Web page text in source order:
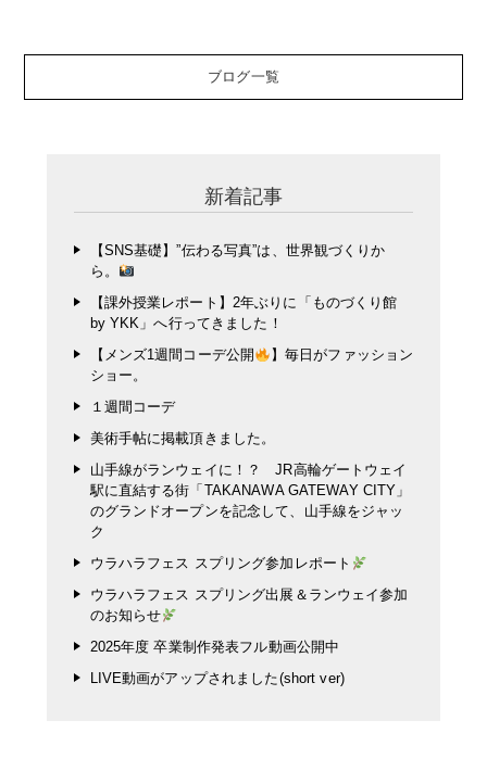
ブログ一覧
新着記事
【SNS基礎】”伝わる写真”は、世界観づくりか
ら。
【課外授業レポート】2年ぶりに「ものづくり館
by YKK」へ行ってきました！
【メンズ1週間コーデ公開
】毎日がファッション
ショー。
１週間コーデ
美術手帖に掲載頂きました。
山手線がランウェイに！？ JR高輪ゲートウェイ
駅に直結する街「TAKANAWA GATEWAY CITY」
のグランドオープンを記念して、山手線をジャッ
ク
ウラハラフェス スプリング参加レポート
ウラハラフェス スプリング出展＆ランウェイ参加
のお知らせ
2025年度 卒業制作発表フル動画公開中
LIVE動画がアップされました(short ver)